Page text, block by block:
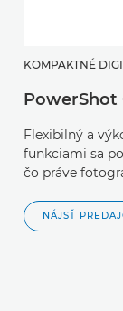
KOMPAKTNÉ
PowerShot
Flexibilný a
funkciami sa
čo práve
NÁJSŤ